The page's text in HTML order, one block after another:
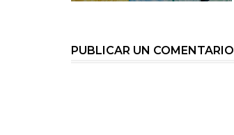
PUBLICAR UN COMENTARIO